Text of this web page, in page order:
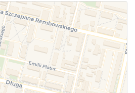
aby przesłać informację o
mityngu.